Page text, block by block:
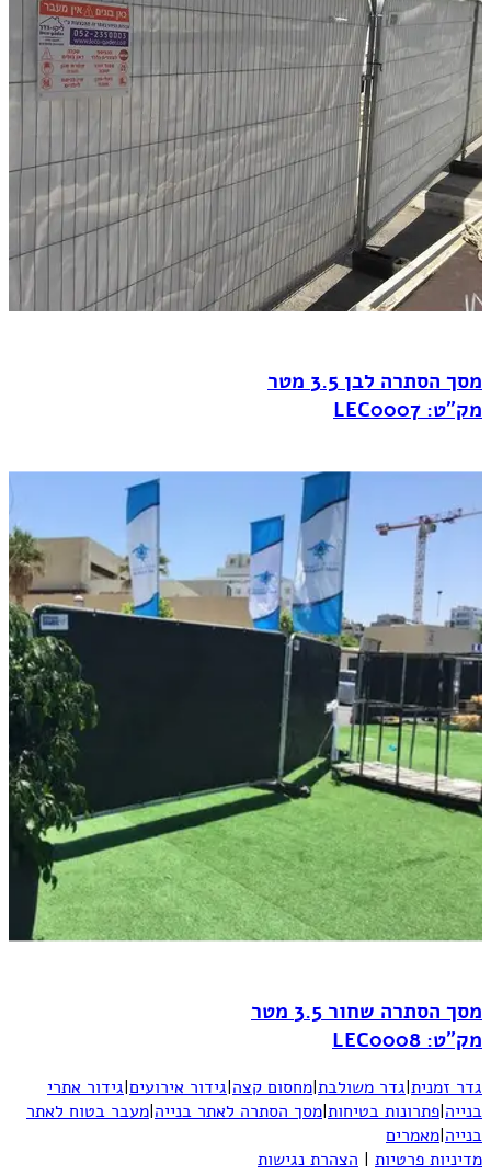
מסך הסתרה לבן 3.5 מטר
מק"ט: LEC0007
מסך הסתרה שחור 3.5 מטר
מק"ט: LEC0008
גדר זמנית|גדר משולבת|מחסום קצה|גידור אירועים|גידור אתרי
בנייה|פתרונות בטיחות|מסך הסתרה לאתר בנייה|מעבר בטוח לאתר
בנייה|מאמרים
מדיניות פרטיות | הצהרת נגישות